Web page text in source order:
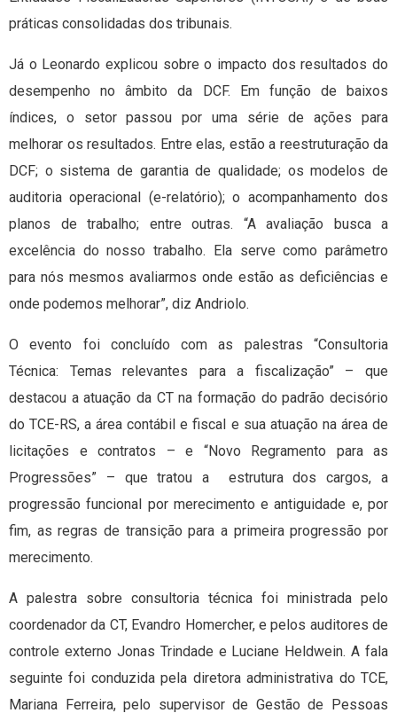
práticas consolidadas dos tribunais.
Já o Leonardo explicou sobre o impacto dos resultados do
desempenho no âmbito da DCF. Em função de baixos
índices, o setor passou por uma série de ações para
melhorar os resultados. Entre elas, estão a reestruturação da
DCF; o sistema de garantia de qualidade; os modelos de
auditoria operacional (e-relatório); o acompanhamento dos
planos de trabalho; entre outras. “A avaliação busca a
excelência do nosso trabalho. Ela serve como parâmetro
para nós mesmos avaliarmos onde estão as deficiências e
onde podemos melhorar”, diz Andriolo.
O evento foi concluído com as palestras “Consultoria
Técnica: Temas relevantes para a fiscalização” – que
destacou a atuação da CT na formação do padrão decisório
do TCE-RS, a área contábil e fiscal e sua atuação na área de
licitações e contratos – e “Novo Regramento para as
Progressões” – que tratou a estrutura dos cargos, a
progressão funcional por merecimento e antiguidade e, por
fim, as regras de transição para a primeira progressão por
merecimento.
A palestra sobre consultoria técnica foi ministrada pelo
coordenador da CT, Evandro Homercher, e pelos auditores de
controle externo Jonas Trindade e Luciane Heldwein. A fala
seguinte foi conduzida pela diretora administrativa do TCE,
Mariana Ferreira, pelo supervisor de Gestão de Pessoas